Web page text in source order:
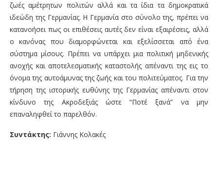
ζωές αμέτρητων πολιτών αλλά και τα ίδια τα δημοκρατικά
ιδεώδη της Γερμανίας. Η Γερμανία στο σύνολο της, πρέπει να
κατανοήσει πως οι επιθέσεις αυτές δεν είναι εξαιρέσεις, αλλά
ο κανόνας που διαμορφώνεται και εξελίσσεται από ένα
σύστημα μίσους. Πρέπει να υπάρχει μια πολιτική μηδενικής
ανοχής και αποτελεσματικής καταστολής απέναντι της εις το
όνομα της αυτοάμυνας της ζωής και του πολιτεύματος. Για την
τήρηση της ιστορικής ευθύνης της Γερμανίας απέναντι στον
κίνδυνο της Ακροδεξιάς ώστε “Ποτέ ξανά” να μην
επαναληφθεί το παρελθόν.
Συντάκτης: Γιάννης Κολακές